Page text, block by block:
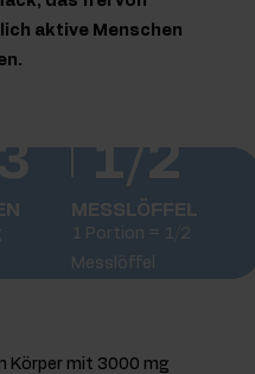
aktive Menschen
1/2
MESSLÖFFEL
1 Portion = 1/2
Messlöffel
Körper mit 3000 mg